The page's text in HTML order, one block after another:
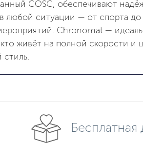
COSC, обеспечивают
любой ситуации — от спорта до
Chronomat —
живёт на полной скорости и
стиль.
Бесплатная